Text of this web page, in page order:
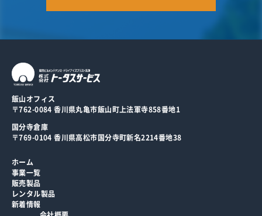
飯山オフィス
〒762-0084 香川県丸亀市飯山町上法軍寺858番地1
国分寺倉庫
〒769-0104 香川県高松市国分寺町新名2214番地38
ホーム
事業一覧
販売製品
レンタル製品
新着情報